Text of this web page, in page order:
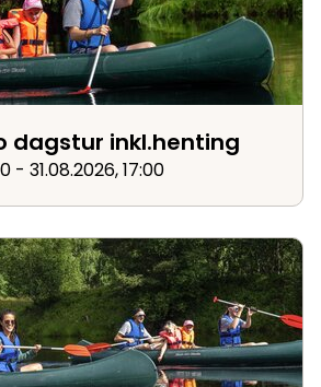
dagstur inkl.henting
- 31.08.2026, 17:00
inkl.henting